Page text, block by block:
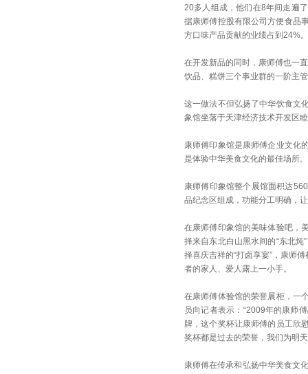
20多人组成，他们在8年间走遍
据康师傅控股有限公司方便食品
方口味产品贡献的业绩占到24%
在开发新品的同时，康师傅也一
饮品、糕饼三个事业群的一阶主
这一做法不但弘扬了中华饮食文
象馆坐落于天津经济技术开发区
康师傅印象馆是康师傅企业文化
是体验中华美食文化的最佳场所。
康师傅印象馆整个展馆面积达
品纪念区组成，功能分工明确，
在康师傅印象馆的美味体验吧，
择来自东北白山黑水间的“东北炖
择喜庆吉祥的“打卤享宴”，康师
者的家人、爱人露上一小手。
在康师傅体验馆的荣誉展柜，一
员向记者表示：“2009年的康师
牌，这个奖杯让康师傅的员工欣
奖杯都是过去的荣誉，我们为明
康师傅在传承和弘扬中华美食文